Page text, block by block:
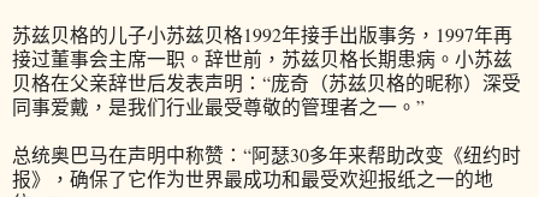
苏兹贝格的儿子小苏兹贝格1992年接手出版事务，1997年再
接过董事会主席一职。辞世前，苏兹贝格长期患病。小苏兹
贝格在父亲辞世后发表声明：“庞奇（苏兹贝格的昵称）深受
同事爱戴，是我们行业最受尊敬的管理者之一。”
总统奥巴马在声明中称赞：“阿瑟30多年来帮助改变《纽约时
报》，确保了它作为世界最成功和最受欢迎报纸之一的地